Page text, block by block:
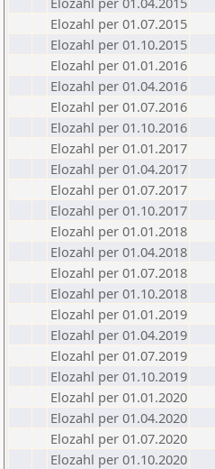
Elozahl per 01.07.2015
Elozahl per 01.10.2015
Elozahl per 01.01.2016
Elozahl per 01.04.2016
Elozahl per 01.07.2016
Elozahl per 01.10.2016
Elozahl per 01.01.2017
Elozahl per 01.04.2017
Elozahl per 01.07.2017
Elozahl per 01.10.2017
Elozahl per 01.01.2018
Elozahl per 01.04.2018
Elozahl per 01.07.2018
Elozahl per 01.10.2018
Elozahl per 01.01.2019
Elozahl per 01.04.2019
Elozahl per 01.07.2019
Elozahl per 01.10.2019
Elozahl per 01.01.2020
Elozahl per 01.04.2020
Elozahl per 01.07.2020
Elozahl per 01.10.2020